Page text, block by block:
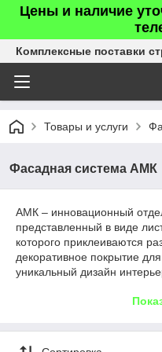
Цены и наличие
Комплексные поставки
Товары и услуги
Фасадная система АМК
АМК – инновационный
представленный в виде
которого приклеиваются
декоративное покрытие
уникальный дизайн
популярным среди